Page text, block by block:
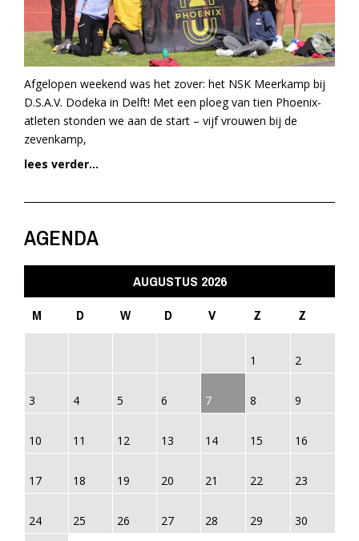
Afgelopen weekend was het zover: het NSK Meerkamp bij
D.S.A.V. Dodeka in Delft! Met een ploeg van tien Phoenix-
atleten stonden we aan de start – vijf vrouwen bij de
zevenkamp,
lees verder...
AGENDA
AUGUSTUS 2026
M
D W D V Z Z
1 2
3 4 5 6 7 8 9
10 11 12 13 14 15 16
17 18 19 20 21 22 23
24 25 26 27 28 29 30